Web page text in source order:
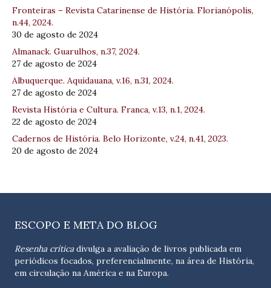
Fronteiras – Revista Catarinense de História. Florianópolis,
n.44, 2024.
30 de agosto de 2024
Almanack. Guarulhos, n.37, 2024.
27 de agosto de 2024
Albuquerque. Aquidauana, v.16, n.31, 2024.
27 de agosto de 2024
Revista História e Cultura. Franca, v.13, n.1, 2024.
22 de agosto de 2024
Cadernos de História. Belo Horizonte, v.24, n.41, 2023.
20 de agosto de 2024
ESCOPO E META DO BLOG
Resenha críticadivulga a avaliação de livros publicada em
periódicos focados, preferencialmente, na área de História,
em circulação na América e na Europa.